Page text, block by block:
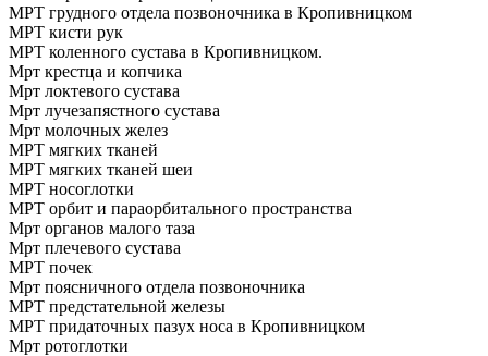
МРТ грудного отдела позвоночника в Кропивницком
МРТ кисти рук
МРТ коленного сустава в Кропивницком.
Мрт крестца и копчика
Мрт локтевого сустава
Мрт лучезапястного сустава
Мрт молочных желез
МРТ мягких тканей
МРТ мягких тканей шеи
МРТ носоглотки
МРТ орбит и параорбитального пространства
Мрт органов малого таза
Мрт плечевого сустава
МРТ почек
Мрт поясничного отдела позвоночника
МРТ предстательной железы
МРТ придаточных пазух носа в Кропивницком
Мрт ротоглотки